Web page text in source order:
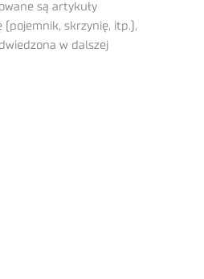
są artykuły
skrzynię, itp.),
w dalszej